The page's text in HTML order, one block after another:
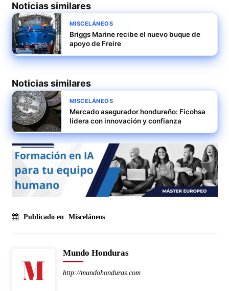
Noticias similares
MISCELÁNEOS
Briggs Marine recibe el nuevo buque de
apoyo de Freire
Noticias similares
MISCELÁNEOS
Mercado asegurador hondureño: Ficohsa
lidera con innovación y confianza
Publicado en Misceláneos
Mundo Honduras
http://mundohonduras.com